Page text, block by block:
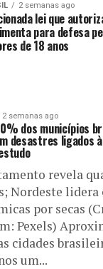
2 semanas ago
lei que
para defesa
de 18 anos
2 semanas ago
dos municípios
desastres ligados
revela
Nordeste lidera
por secas
Pexels)
cidades
um...